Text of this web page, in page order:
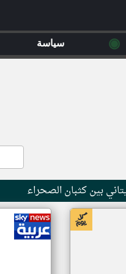
بين كثبان الصحراء
◉ سياسة